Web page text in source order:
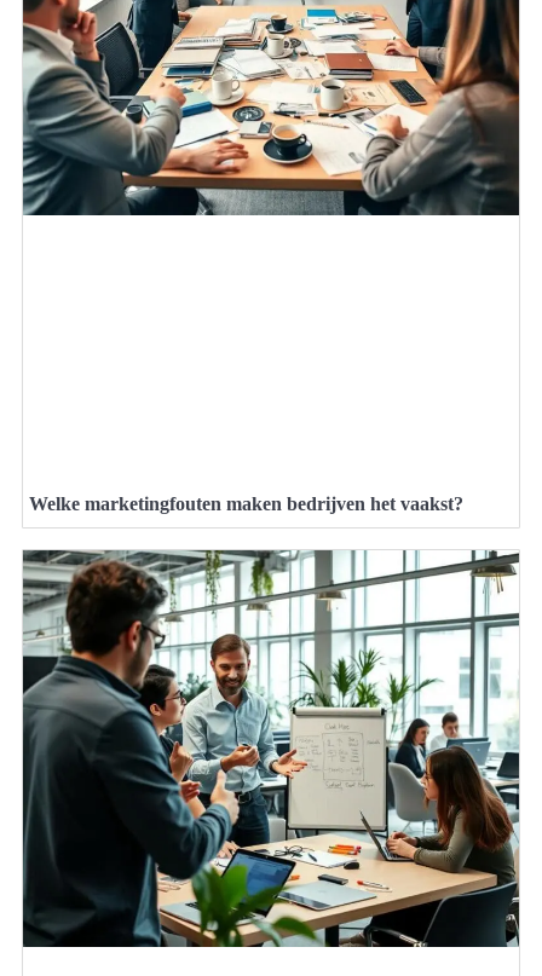
Welke marketingfouten maken bedrijven het vaakst?